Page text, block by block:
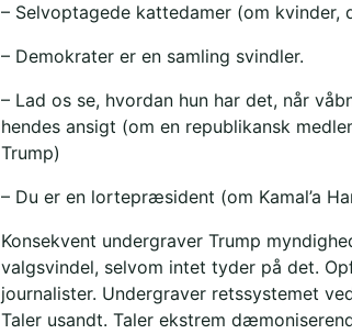
– Selvoptagede kattedamer (om kvinder,
– Demokrater er en samling svindler.
– Lad os se, hvordan hun har det, når
hendes ansigt (om en republikansk
Trump)
– Du er en lortepræsident (om Kamal’a
Konsekvent undergraver Trump
valgsvindel, selvom intet tyder på det.
journalister. Undergraver retssystemet
Taler usandt. Taler ekstrem